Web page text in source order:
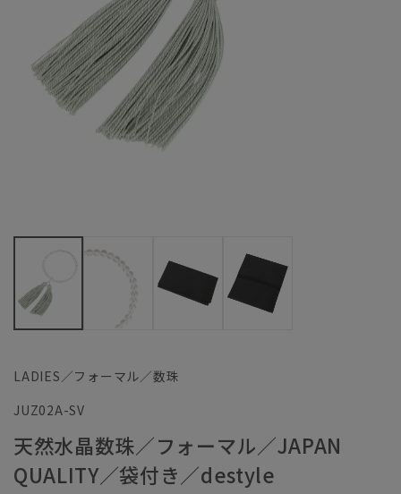
LADIES／フォーマル／数珠
JUZ02A-SV
天然水晶数珠／フォーマル／JAPAN
QUALITY／袋付き／destyle